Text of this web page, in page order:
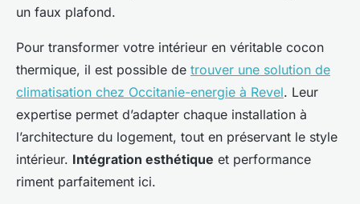
un faux plafond.
Pour transformer votre intérieur en véritable cocon
thermique, il est possible de trouver une solution de
climatisation chez Occitanie-energie à Revel. Leur
expertise permet d’adapter chaque installation à
l’architecture du logement, tout en préservant le style
intérieur. Intégration esthétique et performance
riment parfaitement ici.